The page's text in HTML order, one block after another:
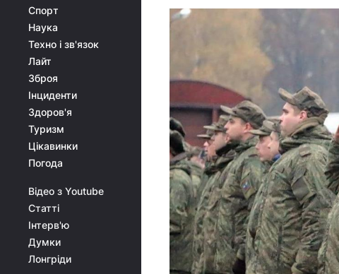
Спорт
Наука
Техно і зв'язок
Лайт
Зброя
Інциденти
Здоров'я
Туризм
Цікавинки
Погода
Відео з Youtube
Статті
Інтерв'ю
Думки
Лонгріди